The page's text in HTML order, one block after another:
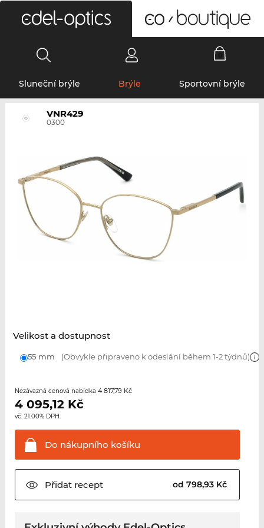
Sluneční brýle Brýle Sportovní brýle
VNR429
0300
Velikost a dostupnost
55 mm (Obvykle připraveno k odeslání během 1-2 týdnů)
Nezávazná cenová nabídka 4 817,79 Kč
4 095,12Kč
vč. 21.00% DPH.
Do nákupního košíku
Přidatrecept od 798,93 Kč